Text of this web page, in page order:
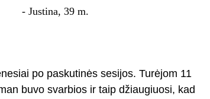
- Justina, 39 m.
po paskutinės sesijos. Turėjom 11
buvo svarbios ir taip džiaugiuosi, kad